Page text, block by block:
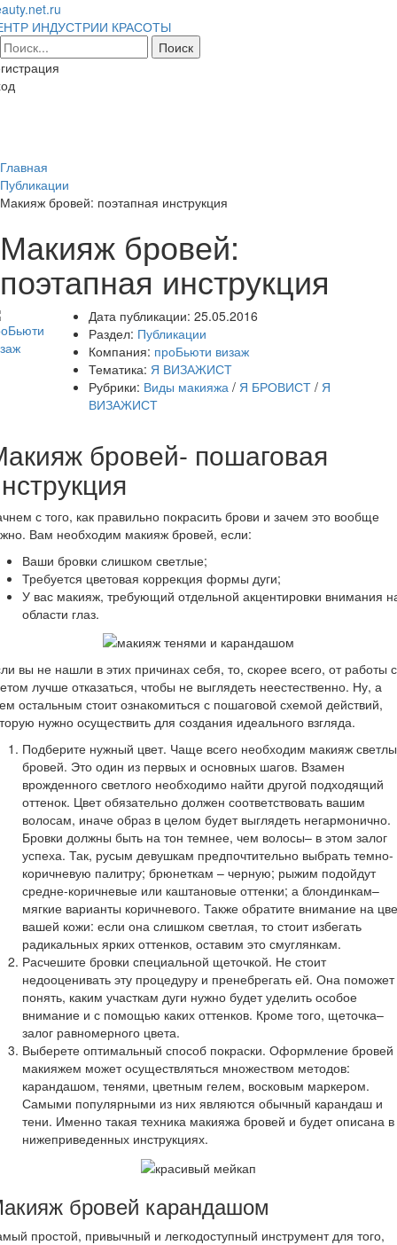
ИНДУСТРИИ КРАСОТЫ
Главная
Публикации
Макияж бровей: поэтапная инструкция
Макияж бровей:
поэтапная инструкция
Дата публикации: 25.05.2016
Раздел: Публикации
Компания: проБьюти визаж
Тематика: Я ВИЗАЖИСТ
Рубрики: Виды макияжа / Я БРОВИСТ / Я
ВИЗАЖИСТ
бровей- пошаговая
с того, как правильно покрасить брови и зачем это вообще
Вам необходим макияж бровей, если:
Ваши бровки слишком светлые;
Требуется цветовая коррекция формы дуги;
У вас макияж, требующий отдельной акцентировки внимания
области глаз.
вы не нашли в этих причинах себя, то, скорее всего, от работы с
лучше отказаться, чтобы не выглядеть неестественно. Ну, а
остальным стоит ознакомиться с пошаговой схемой действий,
нужно осуществить для создания идеального взгляда.
Подберите нужный цвет. Чаще всего необходим макияж
бровей. Это один из первых и основных шагов. Взамен
врожденного светлого необходимо найти другой подходящий
оттенок. Цвет обязательно должен соответствовать вашим
волосам, иначе образ в целом будет выглядеть негармонично.
Бровки должны быть на тон темнее, чем волосы– в этом залог
успеха. Так, русым девушкам предпочтительно выбрать темно-
коричневую палитру; брюнеткам – черную; рыжим подойдут
средне-коричневые или каштановые оттенки; а блондинкам–
мягкие варианты коричневого. Также обратите внимание на
вашей кожи: если она слишком светлая, то стоит избегать
радикальных ярких оттенков, оставим это смуглянкам.
Расчешите бровки специальной щеточкой. Не стоит
недооценивать эту процедуру и пренебрегать ей. Она поможет
понять, каким участкам дуги нужно будет уделить особое
внимание и с помощью каких оттенков. Кроме того, щеточка–
залог равномерного цвета.
Выберете оптимальный способ покраски. Оформление бровей
макияжем может осуществляться множеством методов:
карандашом, тенями, цветным гелем, восковым маркером.
Самыми популярными из них являются обычный карандаш и
тени. Именно такая техника макияжа бровей и будет описана в
нижеприведенных инструкциях.
бровей карандашом
простой, привычный и легкодоступный инструмент для того,